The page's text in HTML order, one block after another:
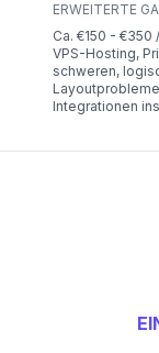
ERWEITERTE
Ca. €150 -
VPS-Hosting,
schweren,
Integrationen